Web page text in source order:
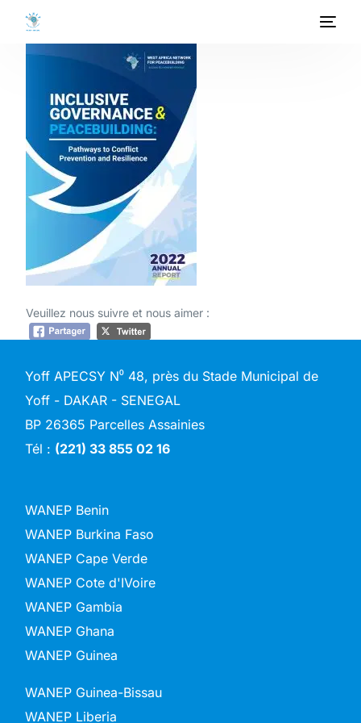
Veuillez nous suivre et nous aimer :
Yoff APECSY N⁰ 48, près du Stade Municipal de
Yoff - DAKAR - SENEGAL
BP 26365 Parcelles Assainies
Tél : (221) 33 855 02 16
WANEP Benin
WANEP Burkina Faso
WANEP Cape Verde
WANEP Cote d'IVoire
WANEP Gambia
WANEP Ghana
WANEP Guinea
WANEP Guinea-Bissau
WANEP Liberia
A PROPOS
PROGRAMMES
PROJETS
ACTIVITES
PUBLICATIONS
MEDIATHEQUE